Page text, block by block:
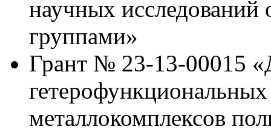
научных
группами»
Грант № 23-13-00015
металлокомплексов